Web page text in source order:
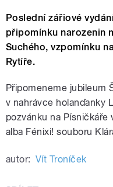
Poslední zářiové
připomínku narozenin
Suchého, vzpomínku
Rytíře.
Připomeneme jubileum
v nahrávce holanďanky
pozvánku na Písničkáře
alba Fénixi! souboru
autor: Vít Troníček